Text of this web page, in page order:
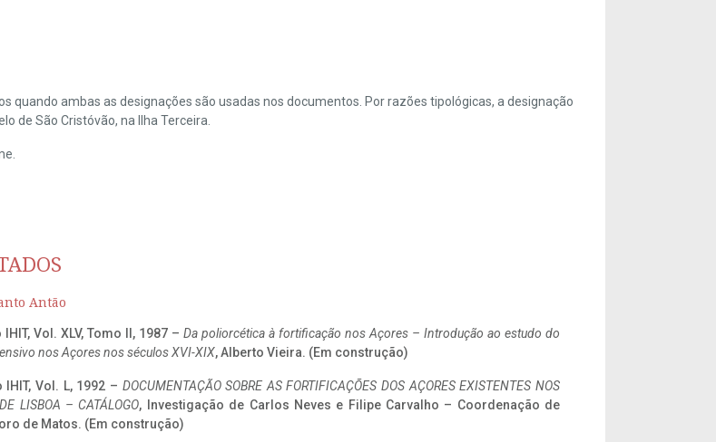
quando ambas as designações são usadas nos documentos. Por razões tipológicas, a designação
de São Cristóvão, na Ilha Terceira.
Antão
Vol. XLV, Tomo II, 1987 – Da poliorcética à fortificação nos Açores – Introdução ao estudo do
nos Açores nos séculos XVI-XIX, Alberto Vieira. (Em construção)
Vol. L, 1992 – DOCUMENTAÇÃO SOBRE AS FORTIFICAÇÕES DOS AÇORES EXISTENTES NOS
LISBOA – CATÁLOGO, Investigação de Carlos Neves e Filipe Carvalho – Coordenação de
de Matos. (Em construção)